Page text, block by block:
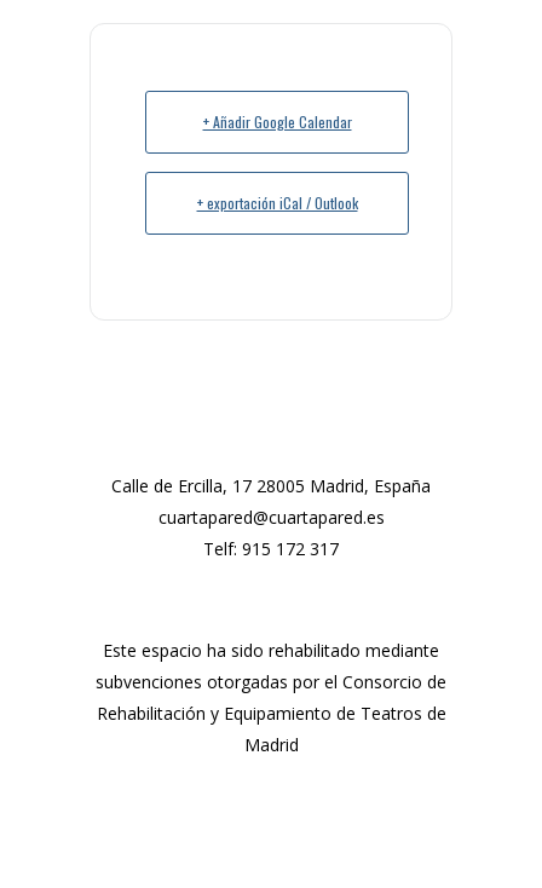
+ Añadir Google Calendar
+ exportación iCal / Outlook
Calle de Ercilla, 17 28005 Madrid, España
cuartapared@cuartapared.es
Telf: 915 172 317
Este espacio ha sido rehabilitado mediante
subvenciones otorgadas por el Consorcio de
Rehabilitación y Equipamiento de Teatros de
Madrid